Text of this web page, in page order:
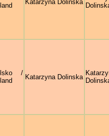
Katarzyna Dolinska
/
Katarzyna Dolinska